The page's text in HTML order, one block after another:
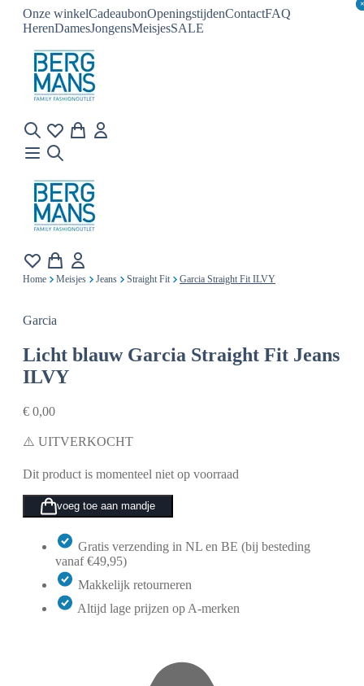
Onze winkelCadeaubonOpeningstijdenContactFAQ
HerenDamesJongensMeisjesSALE
×
×
Home Meisjes Jeans Straight Fit Garcia Straight Fit ILVY
Garcia
Licht blauw Garcia Straight Fit Jeans
ILVY
€ 0,00
⚠️ UITVERKOCHT
Dit product is momenteel niet op voorraad
voeg toe aan mandje
Gratis verzending in NL en BE (bij besteding
vanaf €49,95)
Makkelijk retourneren
Altijd lage prijzen op A-merken